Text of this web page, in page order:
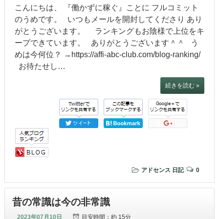
こんにちは、 『働かずに稼ぐ』ことに フルコミット
のうめです。 いつもメールを開封してくださり あり
がとうございます。 ランキングもお陰様で上位をキ
ープできています。 ありがとうございます＾＾ う
めは今何位？ →https://affi-abc-club.com/blog-ranking/
お待たせし…
続きを読む »
アドセンス 日記 0
昔の常識は今の非常識
2023年07月10日 目安時間：約 15分